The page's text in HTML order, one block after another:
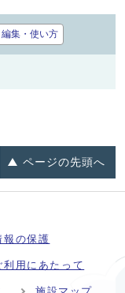
編集・使い方
ページの先頭へ
報の保護
利用にあたって